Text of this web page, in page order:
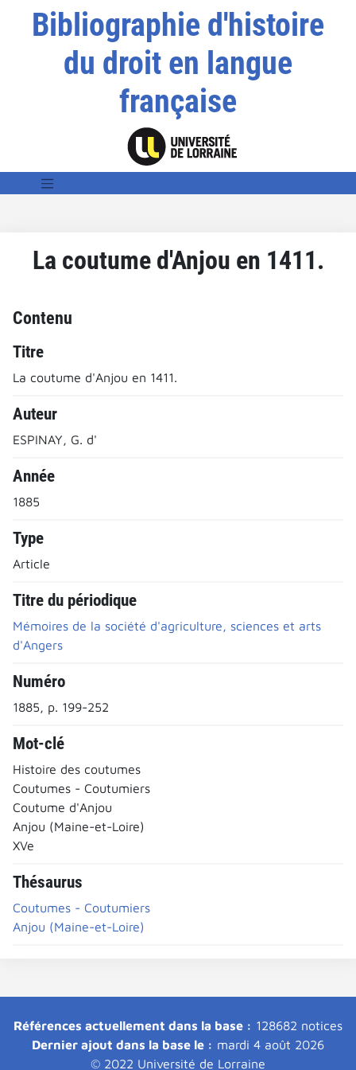
Bibliographie d'histoire
du droit en langue
française
La coutume d'Anjou en 1411.
Contenu
Titre
La coutume d'Anjou en 1411.
Auteur
ESPINAY, G. d'
Année
1885
Type
Article
Titre du périodique
Mémoires de la société d'agriculture, sciences et arts
d'Angers
Numéro
1885, p. 199-252
Mot-clé
Histoire des coutumes
Coutumes - Coutumiers
Coutume d'Anjou
Anjou (Maine-et-Loire)
XVe
Thésaurus
Coutumes - Coutumiers
Anjou (Maine-et-Loire)
Références actuellement dans la base : 128682 notices
Dernier ajout dans la base le : mardi 4 août 2026
© 2022 Université de Lorraine